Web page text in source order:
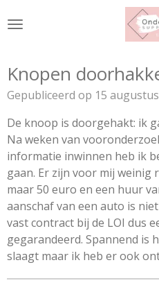
direct
hoofdinhoud
Knopen
Gepubliceerd op 15
De knoop is doorgehakt: ik
Na weken van
informatie inwinnen heb ik
gaan. Er zijn voor mij weinig
maar 50 euro en een huur
aanschaf van een auto is
vast contract bij de LOI dus
gegarandeerd. Spannend is
slaagt maar ik heb er ook